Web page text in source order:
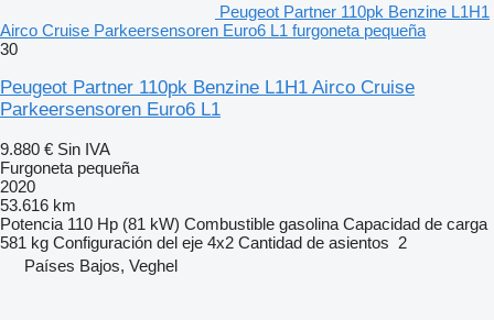
Peugeot Partner 110pk Benzine L1H1
Airco Cruise Parkeersensoren Euro6 L1 furgoneta pequeña
30
Peugeot Partner 110pk Benzine L1H1 Airco Cruise
Parkeersensoren Euro6 L1
9.880 € Sin IVA
Furgoneta pequeña
2020
53.616 km
Potencia 110 Hp (81 kW) Combustible gasolina Capacidad de carga
581 kg Configuración del eje 4x2 Cantidad de asientos 2
Países Bajos, Veghel